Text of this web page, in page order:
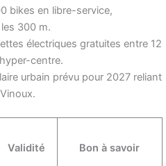
bikes en libre-service,
300 m.
électriques gratuites entre 12
centre.
urbain prévu pour 2027 reliant
Validité Bon à savoir